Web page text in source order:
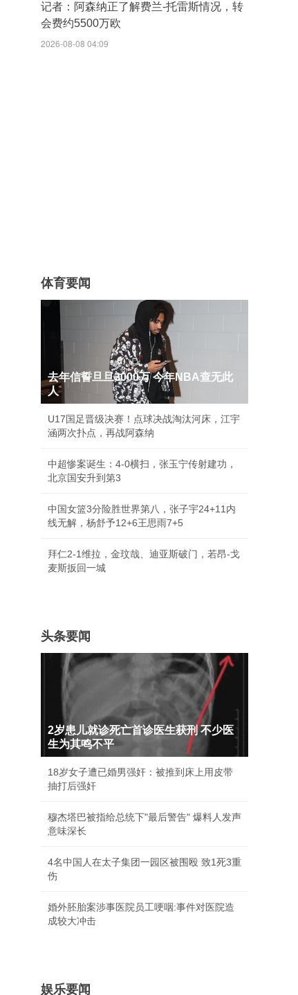
记者：阿森纳正了解费兰-托雷斯情况，转
会费约5500万欧
2026-08-08 04:09
体育要闻
去年信誓旦旦3000万 今年NBA查无此
人
U17国足晋级决赛！点球决战淘汰河床，江宇
涵两次扑点，再战阿森纳
中超惨案诞生：4-0横扫，张玉宁传射建功，
北京国安升到第3
中国女篮3分险胜世界第八，张子宇24+11内
线无解，杨舒予12+6王思雨7+5
拜仁2-1维拉，金玟哉、迪亚斯破门，若昂-戈
麦斯扳回一城
头条要闻
2岁患儿就诊死亡首诊医生获刑 不少医
生为其鸣不平
18岁女子遭已婚男强奸：被推到床上用皮带
抽打后强奸
穆杰塔巴被指给总统下"最后警告" 爆料人发声
意味深长
4名中国人在太子集团一园区被围殴 致1死3重
伤
婚外胚胎案涉事医院员工哽咽:事件对医院造
成较大冲击
娱乐要闻